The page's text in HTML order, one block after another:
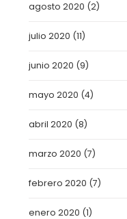
agosto 2020 (2)
julio 2020 (11)
junio 2020 (9)
mayo 2020 (4)
abril 2020 (8)
marzo 2020 (7)
febrero 2020 (7)
enero 2020 (1)